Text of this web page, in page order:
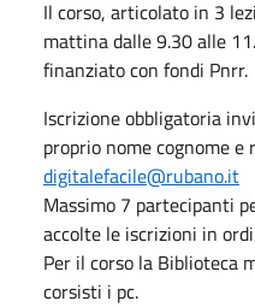
Il corso, articolato in 3
mattina dalle 9.30 alle
finanziato con fondi Pnrr.
Iscrizione obbligatoria
proprio nome cognome
digitalefacile@rubano.it
Massimo 7 partecipanti
accolte le iscrizioni in
Per il corso la Biblioteca
corsisti i pc.